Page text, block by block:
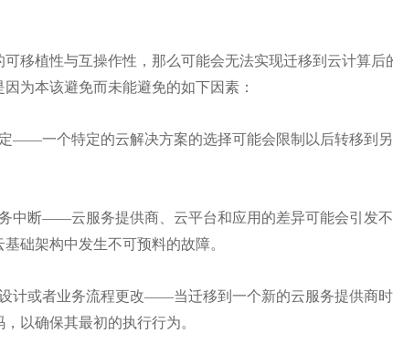
移植性与互操作性，那么可能会无法实现迁移到云计算后
为本该避免而未能避免的如下因素：
——一个特定的云解决方案的选择可能会限制以后转移到
中断——云服务提供商、云平台和应用的差异可能会引发
础架构中发生不可预料的故障。
计或者业务流程更改——当迁移到一个新的云服务提供商
以确保其最初的执行行为。